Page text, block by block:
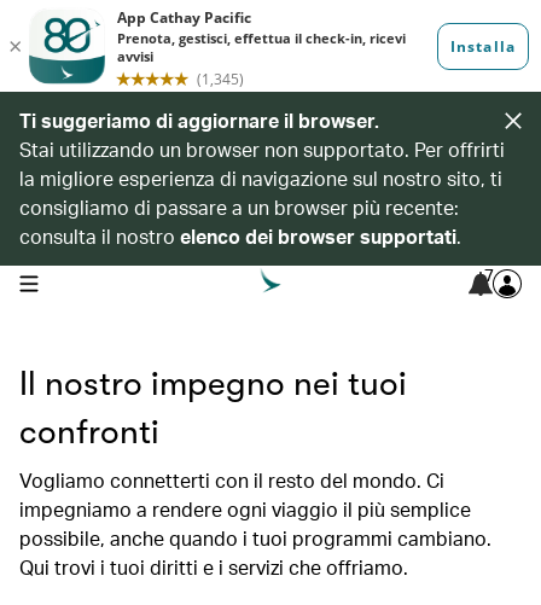
Ti suggeriamo di aggiornare il browser.
Stai utilizzando un browser non supportato. Per offrirti
la migliore esperienza di navigazione sul nostro sito, ti
consigliamo di passare a un browser più recente:
consulta il nostro elenco dei browser supportati.
open navigation menu 7
Il nostro impegno nei tuoi
confronti
Vogliamo connetterti con il resto del mondo. Ci
impegniamo a rendere ogni viaggio il più semplice
possibile, anche quando i tuoi programmi cambiano.
Qui trovi i tuoi diritti e i servizi che offriamo.